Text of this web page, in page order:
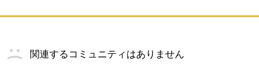
関連するコミュニティはありません